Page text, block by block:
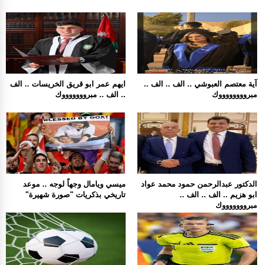
ايهم عمر ابو قريق الخريسات .. الف
.. الف .. مبروووووووك
آية معتصم العبوشي .. الف .. الف ..
مبرووووووووك
ميسي ويامال وجهاً لوجه .. موعد
تاريخي بذكريات "صورة شهيرة"
الدكتور عبدالرحمن حمود محمد عواد
ابو هزيم .. الف .. الف ..
مبروووووووك